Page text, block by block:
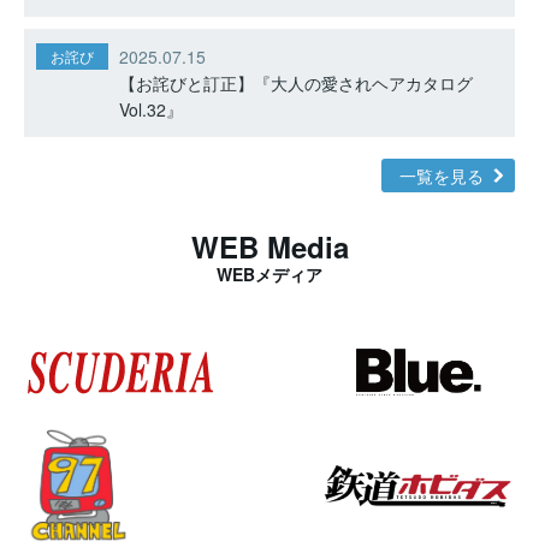
お詫び
2025.07.15
【お詫びと訂正】『大人の愛されヘアカタログ
Vol.32』
一覧を見る
WEB Media
WEBメディア